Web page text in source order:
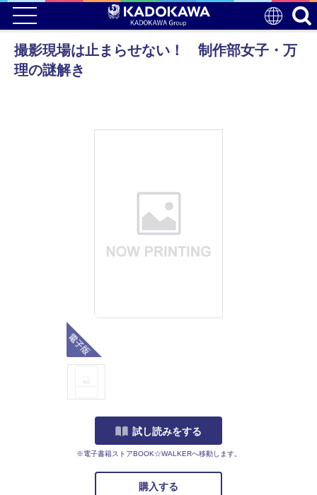
撮影現場は止まらせない！ 制作部女子・万
理の謎解き
試し読みをする
※電子書籍ストアBOOK☆WALKERへ移動します。
購入する